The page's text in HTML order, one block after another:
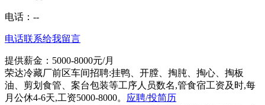
电话： --
电话联系给我留言
提供薪金：5000-8000元/月
荣达冷藏厂前区车间招聘:挂鸭、开膛、掏肫、掏心、掏板
油、剪划食管、案台包装等工序人员数名,管食宿工资及时,每
月公休4-6天,工资5000-8000。 应聘/投简历